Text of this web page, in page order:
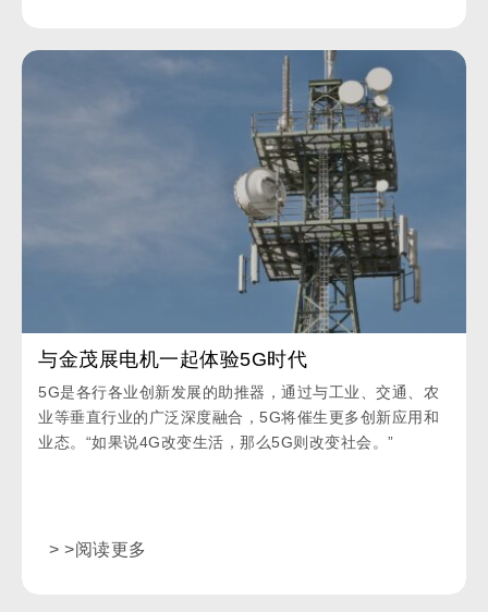
与金茂展电机一起体验5G时代
5G是各行各业创新发展的助推器，通过与工业、交通、农
业等垂直行业的广泛深度融合，5G将催生更多创新应用和
业态。“如果说4G改变生活，那么5G则改变社会。”
> >阅读更多